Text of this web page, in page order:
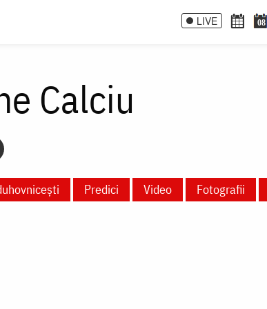
LIVE 08
Calciu
Predici Video Fotografii